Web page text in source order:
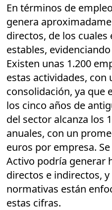
En términos de
genera
directos, de los cuales
estables,
Existen unas 1.200
estas actividades, con
consolidación, ya que
los cinco años de
del sector alcanza los
anuales, con un
euros por empresa.
Activo podría generar
directos e indirectos,
normativas están
estas cifras.